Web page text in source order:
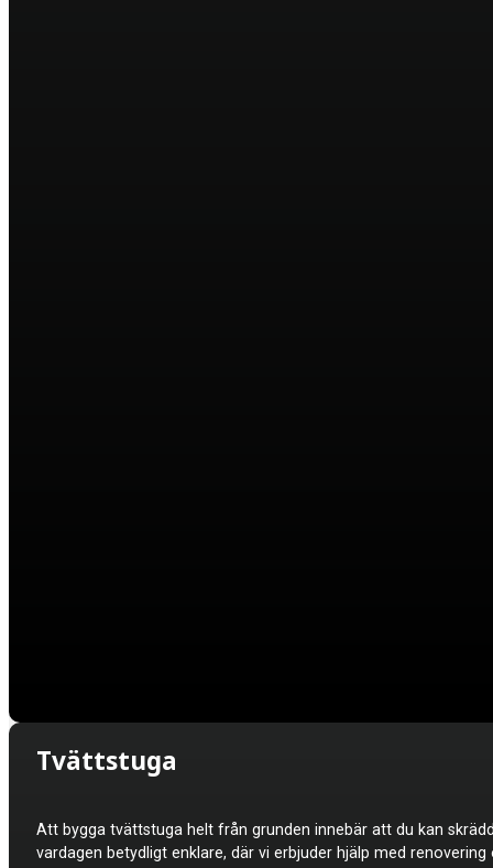
Tvättstuga
Att bygga tvättstuga helt från grunden innebär att du kan
vardagen betydligt enklare, där vi erbjuder hjälp med